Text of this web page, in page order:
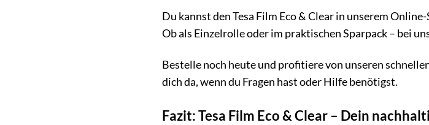
Du kannst den Tesa Film Eco & Clear in unserem
Ob als Einzelrolle oder im praktischen Sparpack – bei
Bestelle noch heute und profitiere von unseren
dich da, wenn du Fragen hast oder Hilfe benötigst.
Fazit: Tesa Film Eco & Clear – Dein